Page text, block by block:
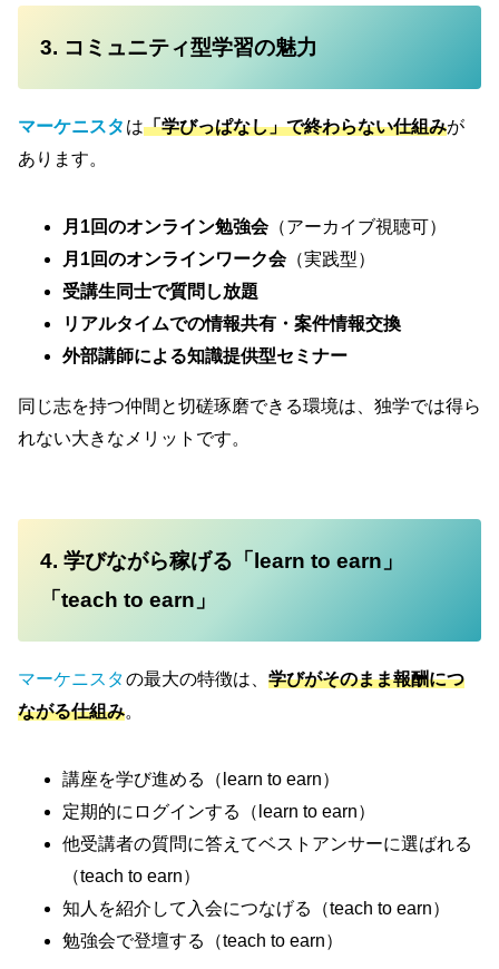
3. コミュニティ型学習の魅力
マーケニスタ は「学びっぱなし」で終わらない仕組みが
あります。
月1回のオンライン勉強会（アーカイブ視聴可）
月1回のオンラインワーク会（実践型）
受講生同士で質問し放題
リアルタイムでの情報共有・案件情報交換
外部講師による知識提供型セミナー
同じ志を持つ仲間と切磋琢磨できる環境は、独学では得ら
れない大きなメリットです。
4. 学びながら稼げる「learn to earn」
「teach to earn」
マーケニスタの最大の特徴は、 学びがそのまま報酬につ
ながる仕組み。
講座を学び進める（learn to earn）
定期的にログインする（learn to earn）
他受講者の質問に答えてベストアンサーに選ばれる
（teach to earn）
知人を紹介して入会につなげる（teach to earn）
勉強会で登壇する（teach to earn）